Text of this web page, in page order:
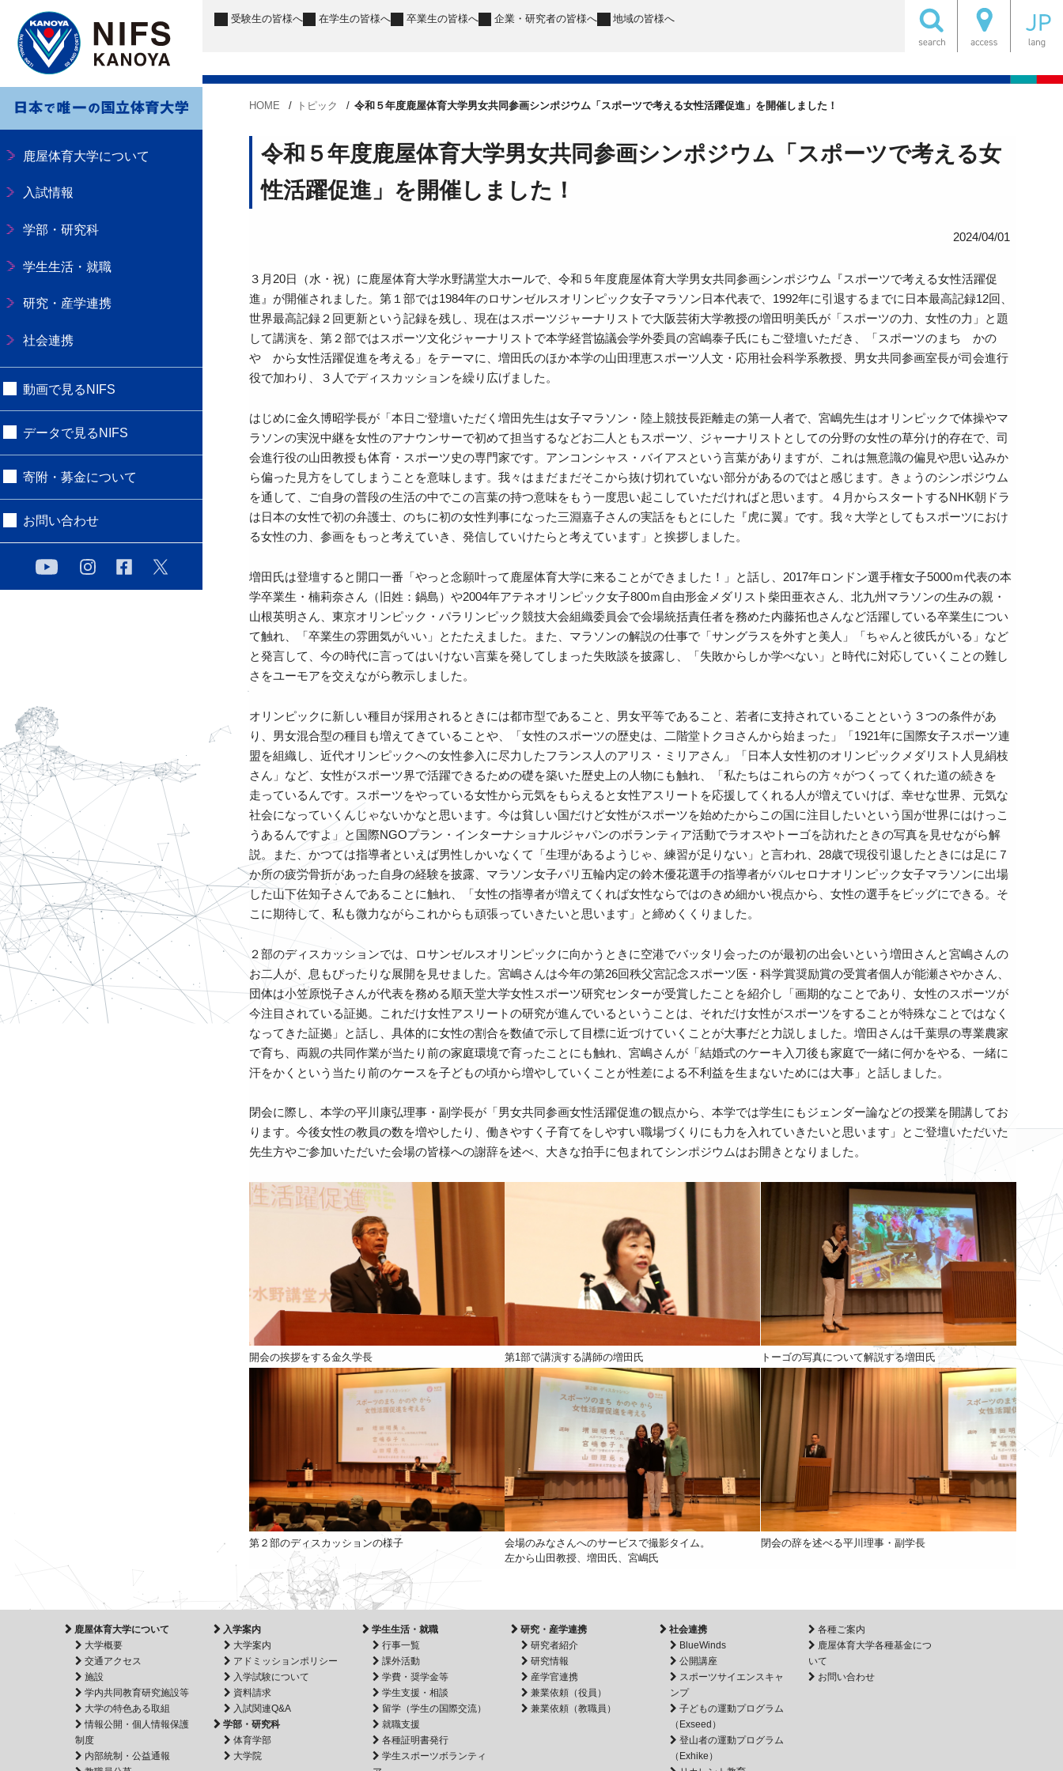
鹿屋体育大学について
入試情報
学部・研究科
学生生活・就職
研究・産学連携
社会連携
動画で見るNIFS
データで見るNIFS
寄附・募金について
お問い合わせ
受験生の皆様へ 在学生の皆様へ 卒業生の皆様へ 企業・研究者の皆様へ 地域の皆様へ
HOME トピック 令和５年度鹿屋体育大学男女共同参画シンポジウム「スポーツで考える女性活躍促進」を開催しました！
令和５年度鹿屋体育大学男女共同参画シンポジウム「スポーツで考える女
性活躍促進」を開催しました！
2024/04/01
３月20日（水・祝）に鹿屋体育大学水野講堂大ホールで、令和５年度鹿屋体育大学男女共同参画シンポジウム『スポーツで考える女性活躍促
進』が開催されました。第１部では1984年のロサンゼルスオリンピック女子マラソン日本代表で、1992年に引退するまでに日本最高記録12回、
世界最高記録２回更新という記録を残し、現在はスポーツジャーナリストで大阪芸術大学教授の増田明美氏が「スポーツの力、女性の力」と題
して講演を、第２部ではスポーツ文化ジャーナリストで本学経営協議会学外委員の宮嶋泰子氏にもご登壇いただき、「スポーツのまち かの
や から女性活躍促進を考える」をテーマに、増田氏のほか本学の山田理恵スポーツ人文・応用社会科学系教授、男女共同参画室長が司会進行
役で加わり、３人でディスカッションを繰り広げました。
はじめに金久博昭学長が「本日ご登壇いただく増田先生は女子マラソン・陸上競技長距離走の第一人者で、宮嶋先生はオリンピックで体操やマ
ラソンの実況中継を女性のアナウンサーで初めて担当するなどお二人ともスポーツ、ジャーナリストとしての分野の女性の草分け的存在で、司
会進行役の山田教授も体育・スポーツ史の専門家です。アンコンシャス・バイアスという言葉がありますが、これは無意識の偏見や思い込みか
ら偏った見方をしてしまうことを意味します。我々はまだまだそこから抜け切れていない部分があるのではと感じます。きょうのシンポジウム
を通して、ご自身の普段の生活の中でこの言葉の持つ意味をもう一度思い起こしていただければと思います。４月からスタートするNHK朝ドラ
は日本の女性で初の弁護士、のちに初の女性判事になった三淵嘉子さんの実話をもとにした『虎に翼』です。我々大学としてもスポーツにおけ
る女性の力、参画をもっと考えていき、発信していけたらと考えています」と挨拶しました。
増田氏は登壇すると開口一番「やっと念願叶って鹿屋体育大学に来ることができました！」と話し、2017年ロンドン選手権女子5000ｍ代表の本
学卒業生・楠莉奈さん（旧姓：鍋島）や2004年アテネオリンピック女子800ｍ自由形金メダリスト柴田亜衣さん、北九州マラソンの生みの親・
山根英明さん、東京オリンピック・パラリンピック競技大会組織委員会で会場統括責任者を務めた内藤拓也さんなど活躍している卒業生につい
て触れ、「卒業生の雰囲気がいい」とたたえました。また、マラソンの解説の仕事で「サングラスを外すと美人」「ちゃんと彼氏がいる」など
と発言して、今の時代に言ってはいけない言葉を発してしまった失敗談を披露し、「失敗からしか学べない」と時代に対応していくことの難し
さをユーモアを交えながら教示しました。
オリンピックに新しい種目が採用されるときには都市型であること、男女平等であること、若者に支持されていることという３つの条件があ
り、男女混合型の種目も増えてきていることや、「女性のスポーツの歴史は、二階堂トクヨさんから始まった」「1921年に国際女子スポーツ連
盟を組織し、近代オリンピックへの女性参入に尽力したフランス人のアリス・ミリアさん」「日本人女性初のオリンピックメダリスト人見絹枝
さん」など、女性がスポーツ界で活躍できるための礎を築いた歴史上の人物にも触れ、「私たちはこれらの方々がつくってくれた道の続きを
走っているんです。スポーツをやっている女性から元気をもらえると女性アスリートを応援してくれる人が増えていけば、幸せな世界、元気な
社会になっていくんじゃないかなと思います。今は貧しい国だけど女性がスポーツを始めたからこの国に注目したいという国が世界にはけっこ
うあるんですよ」と国際NGOプラン・インターナショナルジャパンのボランティア活動でラオスやトーゴを訪れたときの写真を見せながら解
説。また、かつては指導者といえば男性しかいなくて「生理があるようじゃ、練習が足りない」と言われ、28歳で現役引退したときには足に７
か所の疲労骨折があった自身の経験を披露、マラソン女子パリ五輪内定の鈴木優花選手の指導者がバルセロナオリンピック女子マラソンに出場
した山下佐知子さんであることに触れ、「女性の指導者が増えてくれば女性ならではのきめ細かい視点から、女性の選手をビッグにできる。そ
こに期待して、私も微力ながらこれからも頑張っていきたいと思います」と締めくくりました。
２部のディスカッションでは、ロサンゼルスオリンピックに向かうときに空港でバッタリ会ったのが最初の出会いという増田さんと宮嶋さんの
お二人が、息もぴったりな展開を見せました。宮嶋さんは今年の第26回秩父宮記念スポーツ医・科学賞奨励賞の受賞者個人が能瀬さやかさん、
団体は小笠原悦子さんが代表を務める順天堂大学女性スポーツ研究センターが受賞したことを紹介し「画期的なことであり、女性のスポーツが
今注目されている証拠。これだけ女性アスリートの研究が進んでいるということは、それだけ女性がスポーツをすることが特殊なことではなく
なってきた証拠」と話し、具体的に女性の割合を数値で示して目標に近づけていくことが大事だと力説しました。増田さんは千葉県の専業農家
で育ち、両親の共同作業が当たり前の家庭環境で育ったことにも触れ、宮嶋さんが「結婚式のケーキ入刀後も家庭で一緒に何かをやる、一緒に
汗をかくという当たり前のケースを子どもの頃から増やしていくことが性差による不利益を生まないためには大事」と話しました。
閉会に際し、本学の平川康弘理事・副学長が「男女共同参画女性活躍促進の観点から、本学では学生にもジェンダー論などの授業を開講してお
ります。今後女性の教員の数を増やしたり、働きやすく子育てをしやすい職場づくりにも力を入れていきたいと思います」とご登壇いただいた
先生方やご参加いただいた会場の皆様への謝辞を述べ、大きな拍手に包まれてシンポジウムはお開きとなりました。
開会の挨拶をする金久学長 第1部で講演する講師の増田氏 トーゴの写真について解説する増田氏
第２部のディスカッションの様子
会場のみなさんへのサービスで撮影タイム。
左から山田教授、増田氏、宮嶋氏
閉会の辞を述べる平川理事・副学長
鹿屋体育大学について
大学概要
交通アクセス
施設
学内共同教育研究施設等
大学の特色ある取組
情報公開・個人情報保護
制度
内部統制・公益通報
入学案内
大学案内
アドミッションポリシー
入学試験について
資料請求
入試関連Q&A
学部・研究科
体育学部
大学院
学生生活・就職
行事一覧
課外活動
学費・奨学金等
学生支援・相談
留学（学生の国際交流）
就職支援
各種証明書発行
学生スポーツボランティ
研究・産学連携
研究者紹介
研究情報
産学官連携
兼業依頼（役員）
兼業依頼（教職員）
社会連携
BlueWinds
公開講座
スポーツサイエンスキャ
ンプ
子どもの運動プログラム
（Exseed）
登山者の運動プログラム
（Exhike）
各種ご案内
鹿屋体育大学各種基金につ
いて
お問い合わせ